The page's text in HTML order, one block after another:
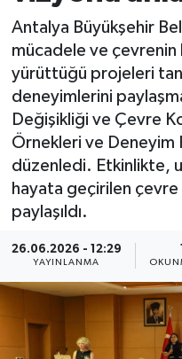
Antalya Büyükşehir
mücadele ve çevrenin
yürüttüğü projeleri
deneyimlerini
Değişikliği ve Çevre
Örnekleri ve Deneyim
düzenledi. Etkinlikte,
hayata geçirilen çevre
paylaşıldı.
26.06.2026 - 12:29
YAYINLANMA